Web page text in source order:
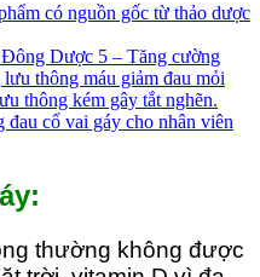
có nguồn gốc từ thảo dược
Dược 5 – Tăng cường
thông máu giảm đau mỏi
thông kém gây tắt nghẽn.
đau cổ vai gáy cho nhân viên
thường không được